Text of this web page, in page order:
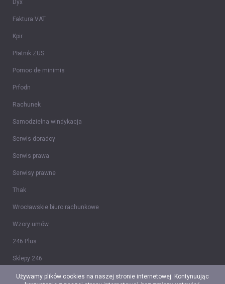
Dyx
Faktura VAT
Kpir
Płatnik ZUS
Pomoc de minimis
Prfodn
Rachunek
Samodzielna windykacja
Serwis doradcy
Serwis prawa
Serwisy prawne
Thak
Wrocławskie biuro rachunkowe
Wzory umów
246 Plus
Sklepy 246
Tidy CRM
Używamy plików cookies na naszej stronie internetowej. Kontynuując